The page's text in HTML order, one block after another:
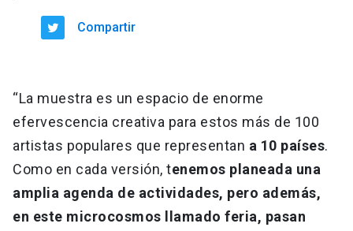
Compartir
“La muestra es un espacio de enorme
efervescencia creativa para estos más de 100
artistas populares que representan a 10 países.
Como en cada versión, tenemos planeada una
amplia agenda de actividades, pero además,
en este microcosmos llamado feria, pasan